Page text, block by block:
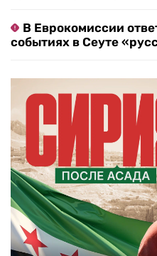
В Еврокомиссии
событиях в Сеуте